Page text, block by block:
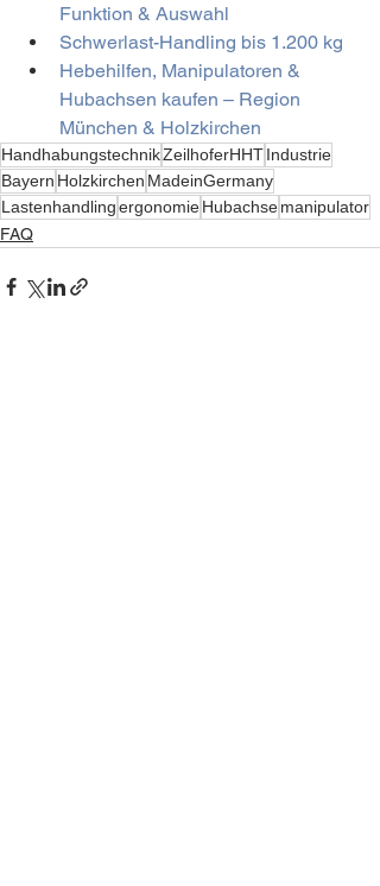
Funktion & Auswahl
Schwerlast-Handling bis 1.200 kg
Hebehilfen, Manipulatoren &
Hubachsen kaufen – Region
München & Holzkirchen
HandhabungstechnikZeilhoferHHTIndustrie
Bayern Holzkirchen MadeinGermany
LastenhandlingergonomieHubachsemanipulator
FAQ